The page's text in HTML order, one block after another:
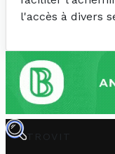
l'accès à divers
TROVIT